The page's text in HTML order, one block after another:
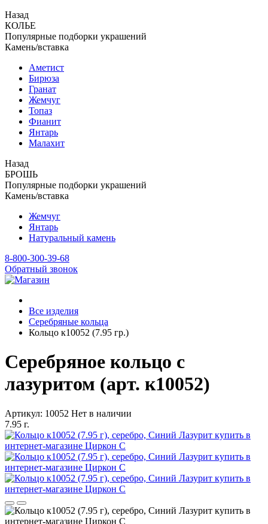
Назад
КОЛЬЕ
Популярные подборки украшений
Камень/вставка
Аметист
Бирюза
Гранат
Жемчуг
Топаз
Фианит
Янтарь
Малахит
Назад
БРОШЬ
Популярные подборки украшений
Камень/вставка
Жемчуг
Янтарь
Натуральный камень
8-800-300-39-68
Обратный звонок
Все изделия
Серебряные кольца
Кольцо к10052 (7.95 гр.)
Серебряное кольцо с
лазуритом (арт. к10052)
Артикул: 10052 Нет в наличии
7.95 г.